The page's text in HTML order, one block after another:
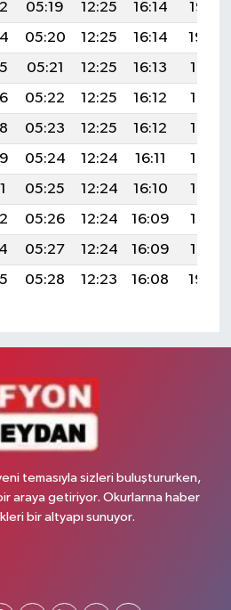
05:19 12:25 16:14
19:22
05:20 12:25 16:14
19:20
05:21 12:25 16:13
19:19
05:22 12:25 16:12
19:17
05:23 12:25 16:12
19:16
05:24 12:24 16:11
19:15
05:25 12:24 16:10
19:13
05:26 12:24 16:09
19:12
05:27 12:24 16:09
19:10
05:28 12:23 16:08 19:08
temasıyla sizleri buluştururken,
araya getiriyor. Okurlarına haber
bir altyapı sunuyor.